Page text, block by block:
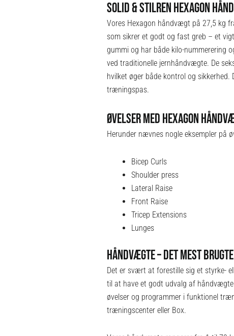
SOLID & STILREN HEXAGON
Vores Hexagon håndvægt på 27,5 kg
som sikrer et godt og fast greb – et
gummi og har både kilo-nummerering
ved traditionelle jernhåndvægte. De
hvilket øger både kontrol og
træningspas.
ØVELSER MED HEXAGON
Herunder nævnes nogle eksempler på
Bicep Curls
Shoulder press
Lateral Raise
Front Raise
Tricep Extensions
Lunges
HÅNDVÆGTE – DET MEST
Det er svært at forestille sig et styrke-
til at have et godt udvalg af håndvægte
øvelser og programmer i funktionel
træningscenter eller Box.